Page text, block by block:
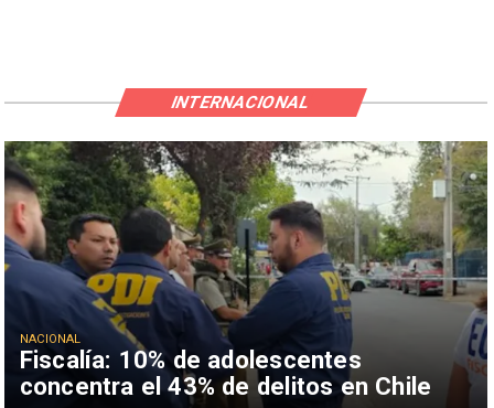
Fiscalía: 10% de adolescentes
concentra el 43% de delitos en Chile
NACIONAL
INTERNACIONAL